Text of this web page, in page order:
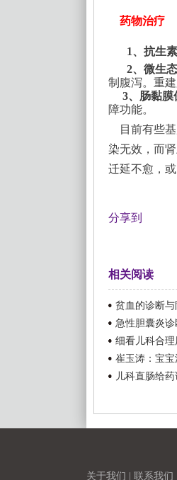
药物治疗
1、抗生素
2、微生
制腹泻。重
3、肠黏膜
障功能。
目前有些
染无效，而
迁延不愈，
分享到
相关阅读
贫血的诊断与
急性胆囊炎
细看儿科合理
崔玉涛：宝
儿科直肠给
关于我们 联系我们